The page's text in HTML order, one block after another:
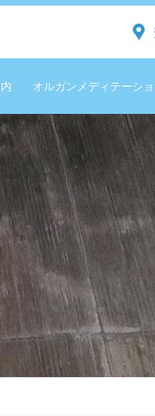
オルガンメディテーシ